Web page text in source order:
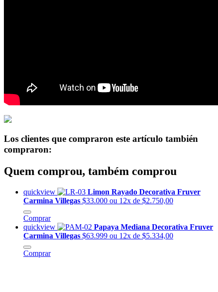
Los clientes que compraron este artículo también
compraron:
Quem comprou, também comprou
quickview
Limon Rayado Decorativa Fruver
Carmina Villegas $33.000 ou 12x de $2.750,00
Comprar
quickview
Papaya Mediana Decorativa Fruver
Carmina Villegas $63.999 ou 12x de $5.334,00
Comprar